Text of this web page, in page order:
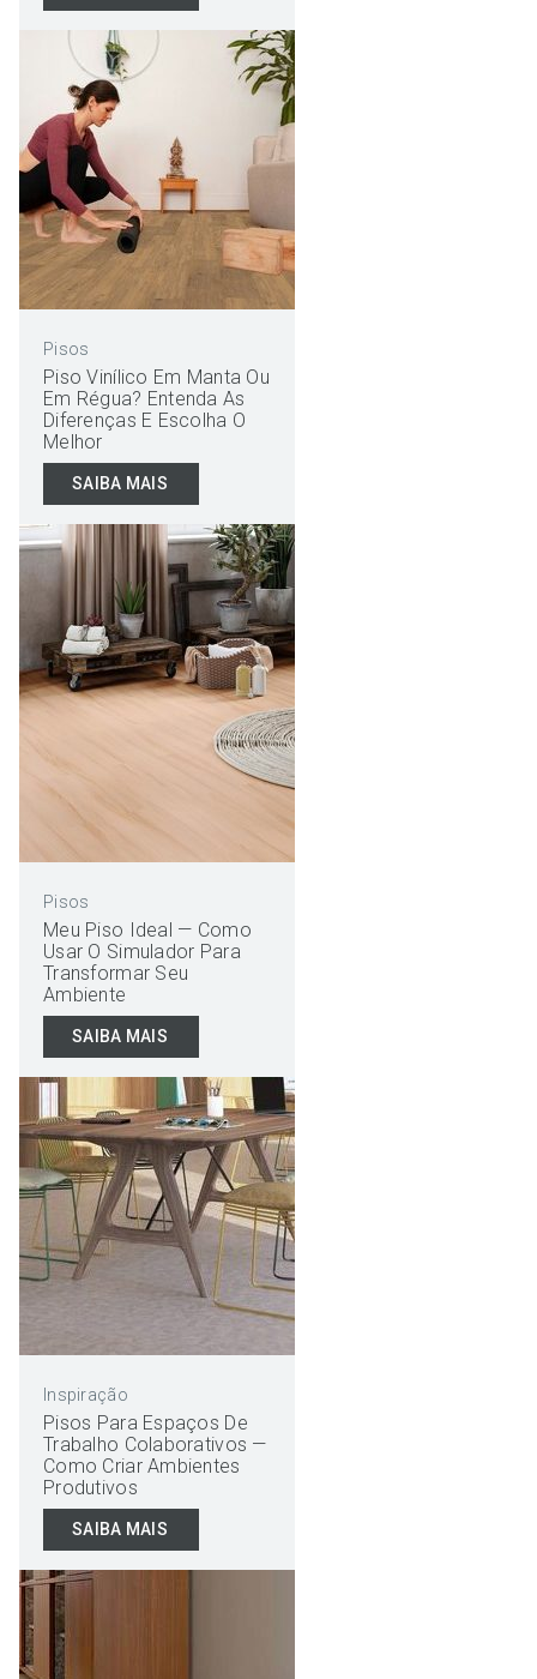
Pisos
Piso Vinílico Em Manta Ou
Em Régua? Entenda As
Diferenças E Escolha O
Melhor
SAIBA MAIS
Pisos
Meu Piso Ideal — Como
Usar O Simulador Para
Transformar Seu
Ambiente
SAIBA MAIS
Inspiração
Pisos Para Espaços De
Trabalho Colaborativos —
Como Criar Ambientes
Produtivos
SAIBA MAIS